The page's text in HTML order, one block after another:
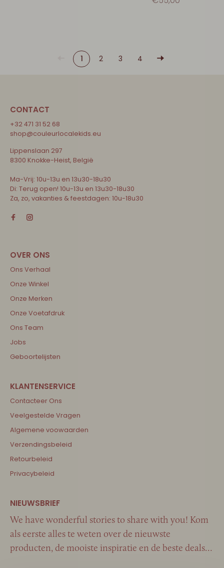
1 2 3 4
CONTACT
+32 471 31 52 68
shop@couleurlocalekids.eu
Lippenslaan 297
8300 Knokke-Heist, België
Ma-Vrij: 10u-13u en 13u30-18u30
Di: Terug open! 10u-13u en 13u30-18u30
Za, zo, vakanties & feestdagen: 10u-18u30
Ons Verhaal
Onze Winkel
Onze Merken
Onze Voetafdruk
Ons Team
Jobs
Geboortelijsten
Contacteer Ons
Veelgestelde Vragen
Algemene voowaarden
Verzendingsbeleid
Retourbeleid
Privacybeleid
We have wonderful stories to share with you! Kom
als eerste alles te weten over de nieuwste
producten, de mooiste inspiratie en de beste deals…